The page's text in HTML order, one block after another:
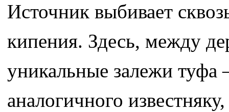
Источник выбивает
кипения. Здесь, между
уникальные залежи
аналогичного